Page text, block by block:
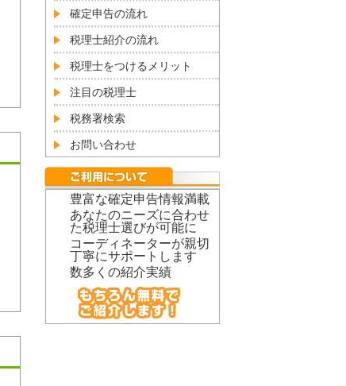
確定申告の流れ
税理士紹介の流れ
税理士をつけるメリット
注目の税理士
税務署検索
お問い合わせ
豊富な確定申告情報満載
あなたのニーズに合わせ
た税理士選びが可能に
コーディネーターが親切
丁寧にサポートします
数多くの紹介実績